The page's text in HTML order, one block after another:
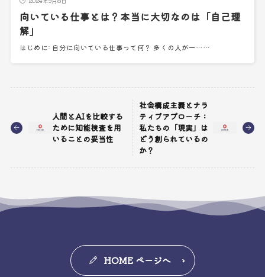
向いている仕事とは？本当に大切なのは「自己理
解」
はじめに: 自分に向いている仕事って何？ 多くの人が一……
人間とAIを比較する
ために知能検査を用
いることの妥当性
社会構成主義とナラ
ティブアプローチ：
私たちの「現実」は
どう創られているの
か？
HOME ページへ